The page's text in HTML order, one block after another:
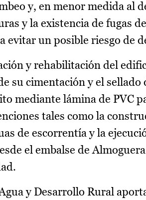
y, en menor medida al
y la existencia de fugas
evitar un posible riesgo de
y rehabilitación del
su cimentación y el sellado
mediante lámina de PVC
tales como la
de escorrentía y la
el embalse de
y Desarrollo Rural